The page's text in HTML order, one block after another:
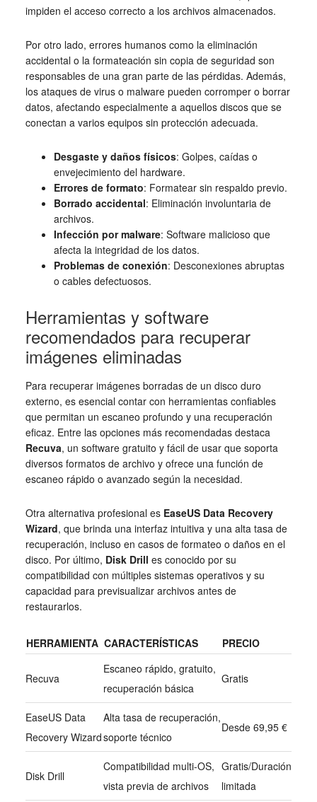
impiden el acceso correcto a los archivos almacenados.
Por otro lado, errores humanos como la eliminación
accidental o la formateación sin copia de seguridad son
responsables de una gran parte de las pérdidas. Además,
los ataques de virus o malware pueden corromper o borrar
datos, afectando especialmente a aquellos discos que se
conectan a varios equipos sin protección adecuada.
Desgaste y daños físicos: Golpes, caídas o
envejecimiento del hardware.
Errores de formato: Formatear sin respaldo previo.
Borrado accidental: Eliminación involuntaria de
archivos.
Infección por malware: Software malicioso que
afecta la integridad de los datos.
Problemas de conexión: Desconexiones abruptas
o cables defectuosos.
Herramientas y software
recomendados para recuperar
imágenes eliminadas
Para recuperar imágenes borradas de un disco duro
externo, es esencial contar con herramientas confiables
que permitan un escaneo profundo y una recuperación
eficaz. Entre las opciones más recomendadas destaca
Recuva, un software gratuito y fácil de usar que soporta
diversos formatos de archivo y ofrece una función de
escaneo rápido o avanzado según la necesidad.
Otra alternativa profesional es EaseUS Data Recovery
Wizard, que brinda una interfaz intuitiva y una alta tasa de
recuperación, incluso en casos de formateo o daños en el
disco. Por último, Disk Drill es conocido por su
compatibilidad con múltiples sistemas operativos y su
capacidad para previsualizar archivos antes de
restaurarlos.
HERRAMIENTA CARACTERÍSTICAS PRECIO
Recuva
Escaneo rápido, gratuito,
recuperación básica
Gratis
EaseUS Data
Recovery Wizard
Alta tasa de recuperación,
soporte técnico
Desde 69,95 €
Disk Drill
Compatibilidad multi-OS,
vista previa de archivos
Gratis/Duración
limitada